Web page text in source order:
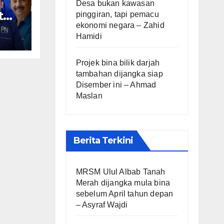
Desa bukan kawasan
pinggiran, tapi pemacu
ekonomi negara – Zahid
Hamidi
Projek bina bilik darjah
tambahan dijangka siap
Disember ini – Ahmad
Maslan
Berita Terkini
MRSM Ulul Albab Tanah
Merah dijangka mula bina
sebelum April tahun depan
– Asyraf Wajdi